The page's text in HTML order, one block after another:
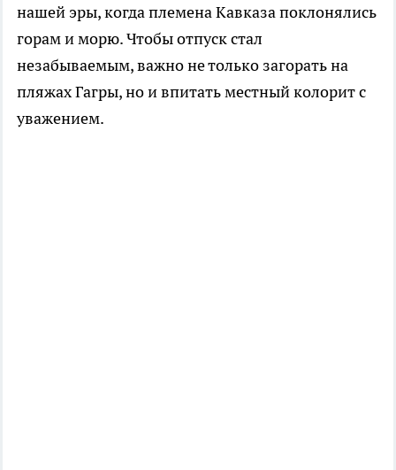
нашей эры, когда племена Кавказа поклонялись
горам и морю. Чтобы отпуск стал
незабываемым, важно не только загорать на
пляжах Гагры, но и впитать местный колорит с
уважением.